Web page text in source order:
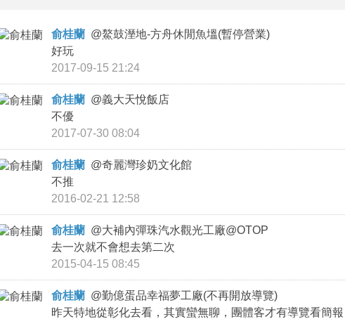
俞桂蘭 @鰲鼓溼地-方舟休閒魚塭(暫停營業)
好玩
2017-09-15 21:24
俞桂蘭 @義大天悅飯店
不優
2017-07-30 08:04
俞桂蘭 @奇麗灣珍奶文化館
不推
2016-02-21 12:58
俞桂蘭 @大補內彈珠汽水觀光工廠@OTOP
去一次就不會想去第二次
2015-04-15 08:45
俞桂蘭 @勤億蛋品幸福夢工廠(不再開放導覽)
昨天特地從彰化去看，其實蠻無聊，團體客才有導覽看簡